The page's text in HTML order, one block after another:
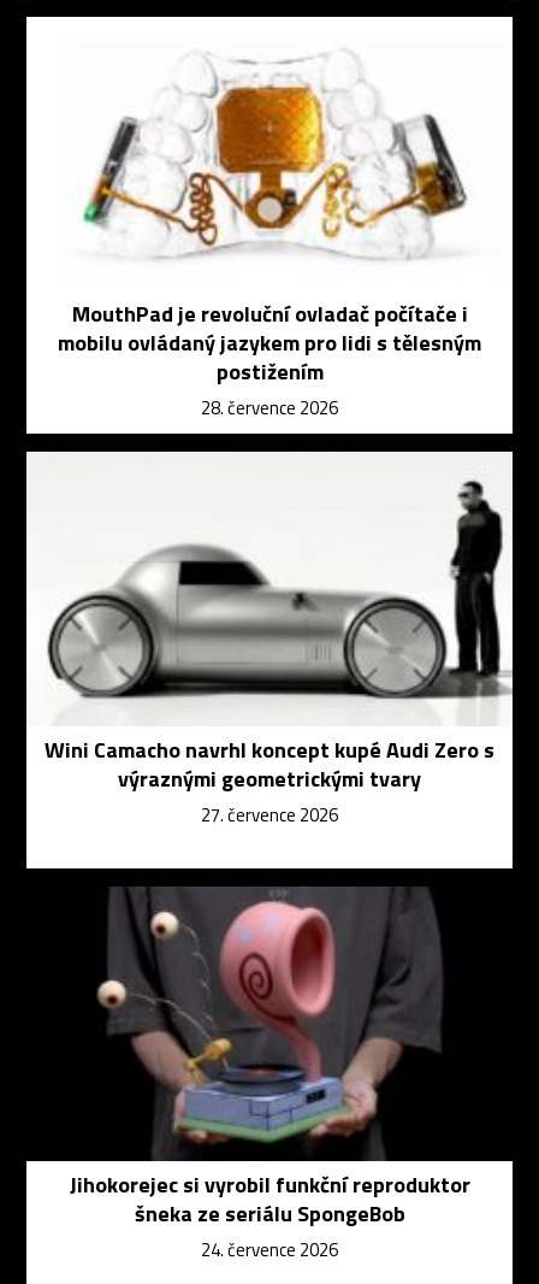
MouthPad je revoluční ovladač počítače i
mobilu ovládaný jazykem pro lidi s tělesným
postižením
28. července 2026
Wini Camacho navrhl koncept kupé Audi Zero s
výraznými geometrickými tvary
27. července 2026
Jihokorejec si vyrobil funkční reproduktor
šneka ze seriálu SpongeBob
24. července 2026